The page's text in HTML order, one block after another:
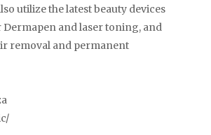
utilize the latest beauty devices
Dermapen and laser toning, and
removal and permanent